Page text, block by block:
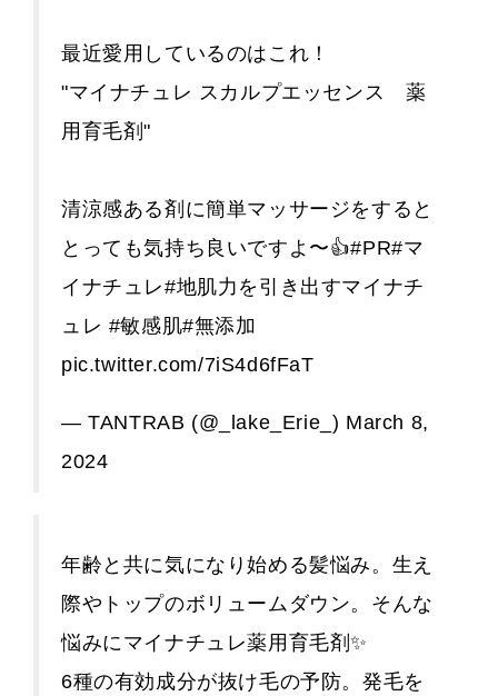
最近愛用しているのはこれ！
"マイナチュレ スカルプエッセンス 薬
用育毛剤"
清涼感ある剤に簡単マッサージをすると
とっても気持ち良いですよ〜👍#PR#マ
イナチュレ#地肌力を引き出すマイナチ
ュレ #敏感肌#無添加
pic.twitter.com/7iS4d6fFaT
— TANTRAB (@_lake_Erie_) March 8,
2024
年齢と共に気になり始める髪悩み。生え
際やトップのボリュームダウン。そんな
悩みにマイナチュレ薬用育毛剤✨
6種の有効成分が抜け毛の予防。発毛を